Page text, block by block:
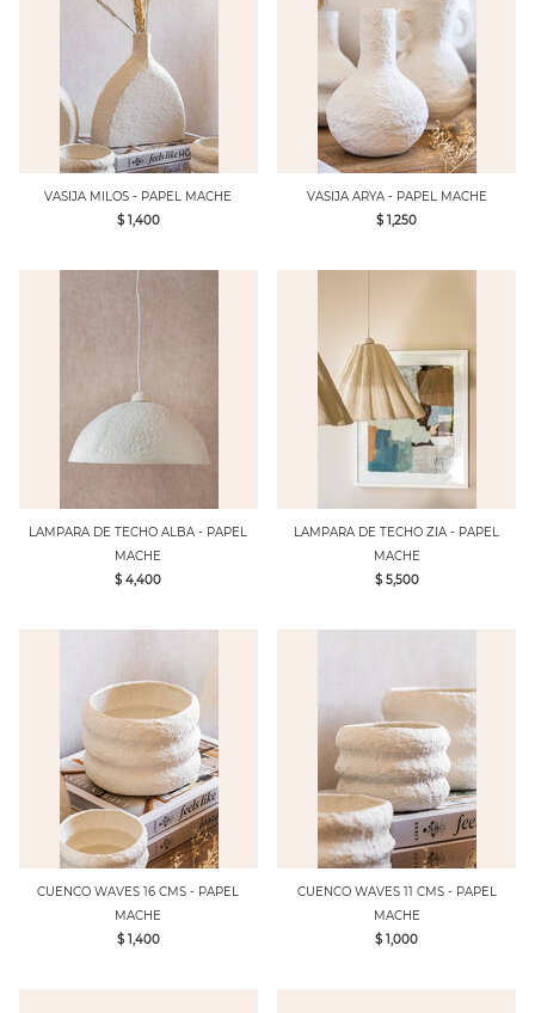
VASIJA MILOS - PAPEL MACHE
$ 1,400
VASIJA ARYA - PAPEL MACHE
$ 1,250
LAMPARA DE TECHO ALBA - PAPEL
MACHE
$ 4,400
LAMPARA DE TECHO ZIA - PAPEL
MACHE
$ 5,500
CUENCO WAVES 16 CMS - PAPEL
MACHE
$ 1,400
CUENCO WAVES 11 CMS - PAPEL
MACHE
$ 1,000